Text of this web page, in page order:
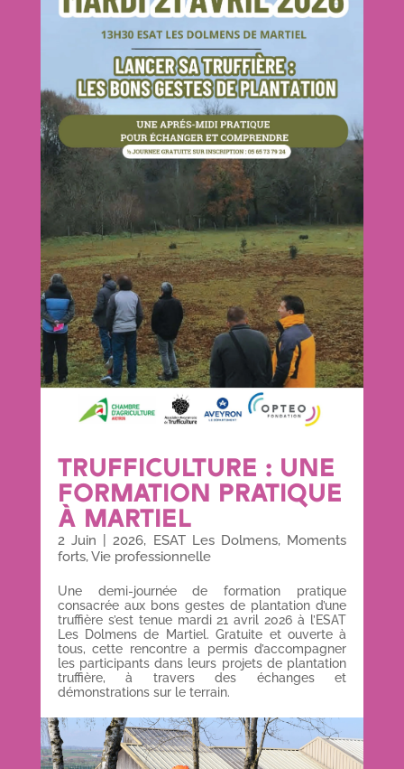
TRUFFICULTURE : UNE
FORMATION PRATIQUE
À MARTIEL
2 Juin |2026, ESAT Les Dolmens, Moments
forts,Vie professionnelle
Une demi-journée de formation pratique
consacrée aux bons gestes de plantation d’une
truffière s’est tenue mardi 21 avril 2026 à l’ESAT
Les Dolmens de Martiel. Gratuite et ouverte à
tous, cette rencontre a permis d’accompagner
les participants dans leurs projets de plantation
truffière, à travers des échanges et
démonstrations sur le terrain.